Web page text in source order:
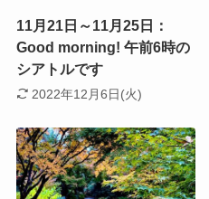
11月21日～11月25日：
Good morning! 午前6時の
シアトルです
2022年12月6日(火)